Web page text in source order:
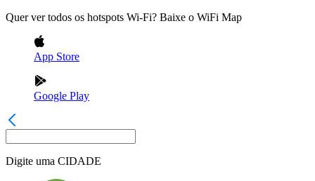
Quer ver todos os hotspots Wi-Fi? Baixe o WiFi Map
App Store
Google Play
Digite uma CIDADE